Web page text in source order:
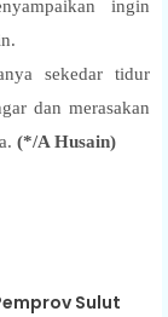
ingin
sekedar tidur
dan merasakan
(*/A Husain)
Sulut